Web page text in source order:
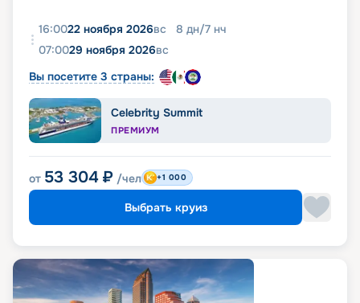
16:0022 ноября 2026вс 8 дн/7 нч
07:0029 ноября 2026вс
Вы посетите 3 страны:
Celebrity Summit
ПРЕМИУМ
от 53 304 ₽ /чел +1 000
Выбрать круиз